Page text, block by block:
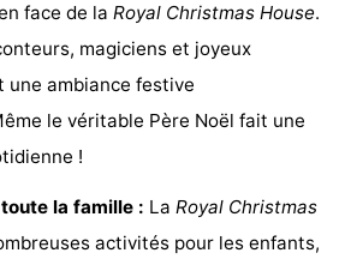
face de la Royal Christmas House.
magiciens et joyeux
une ambiance festive
le véritable Père Noël fait une
!
la famille : La Royal Christmas
activités pour les enfants,